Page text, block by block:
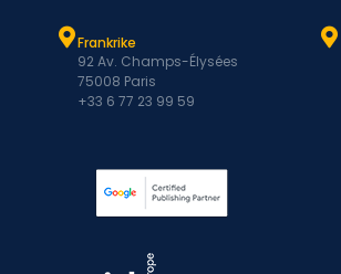
Frankrike
92 Av. Champs-Élysées
75008 Paris
+33 6 77 23 99 59